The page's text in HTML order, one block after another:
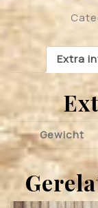
Extra
Gewicht